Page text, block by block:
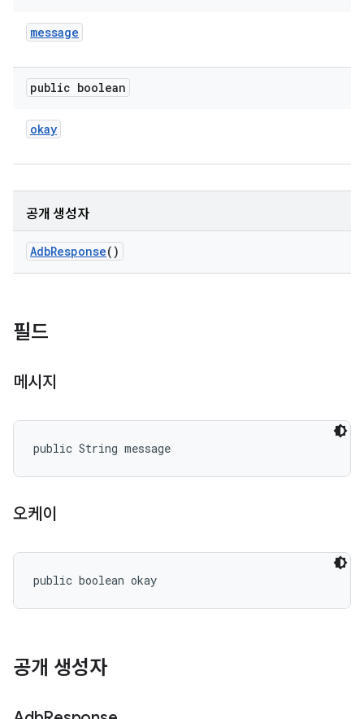
message
public boolean
okay
공개 생성자
AdbResponse()
필드
메시지
public String message
오케이
public boolean okay
공개 생성자